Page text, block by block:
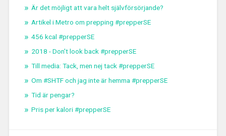
Är det möjligt att vara helt självförsörjande?
Artikel i Metro om prepping #prepperSE
456 kcal #prepperSE
2018 - Don't look back #prepperSE
Till media: Tack, men nej tack #prepperSE
Om #SHTF och jag inte är hemma #prepperSE
Tid är pengar?
Pris per kalori #prepperSE